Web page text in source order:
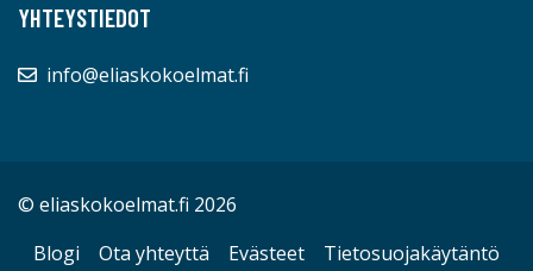
YHTEYSTIEDOT
info@eliaskokoelmat.fi
© eliaskokoelmat.fi 2026
Blogi
Ota yhteyttä Evästeet
Tietosuojakäytäntö